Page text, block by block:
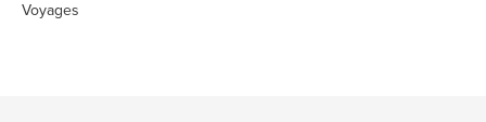
Voyages